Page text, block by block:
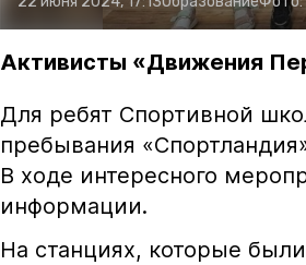
Активисты «Движения
Для ребят Спортивной
пребывания
В ходе интересного
информации.
На станциях, которые